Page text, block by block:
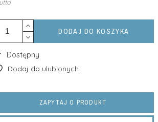
DODAJ DO KOSZYKA
Dostępny
Dodaj do ulubionych
ZAPYTAJ O PRODUKT